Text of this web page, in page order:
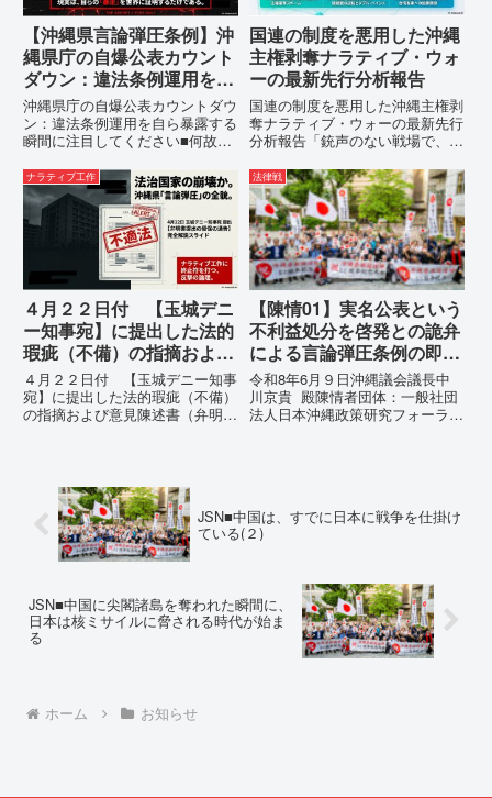
【沖縄県言論弾圧条例】沖
縄県庁の自爆公表カウント
ダウン：違法条例運用を自
ら暴露する瞬間に注目して
ください
沖縄県庁の自爆公表カウントダウ
ン：違法条例運用を自ら暴露する
瞬間に注目してください■何故、
テルを貼りたい本当の理由「なぜ
沖縄県庁は、法を無視してまで私
を封じ込めようとするのか。」そ
の理由は明確です。県政が統治
国連の制度を悪用した沖縄
主権剥奪ナラティブ・ウォ
ーの最新先行分析報告
国連の制度を悪用した沖縄主権剥
奪ナラティブ・ウォーの最新先行
分析報告「銃声のない戦場で、日
いる。」現代の戦争は、ミサイル
が飛来する以前に始まっていま
す。国連という国際的な舞台で、
巧妙な「言説（ナラティブ）」が
張...
ナラティブ工作
４月２２日付 【玉城デニ
ー知事宛】に提出した法的
瑕疵（不備）の指摘および
意見陳述書（弁明書）提出
の留保の通告
４月２２日付 【玉城デニー知事
宛】に提出した法的瑕疵（不備）
の指摘および意見陳述書（弁明
の通告を行いました。沖縄県は、
この時は、違法を認めて軌道修正
す...
法律戦
【陳情01】実名公表という
不利益処分を啓発との詭弁
による言論弾圧条例の即時
運用停止を求める陳情
令和8年6月９日沖縄議会議長中
川京貴 殿陳情者団体：一般社団
法人日本沖縄政策研究フォーラム
1...
JSN■中国は、すでに日本に戦争を仕掛け
ている(２)
JSN■中国に尖閣諸島を奪われた瞬間に、
日本は核ミサイルに脅される時代が始ま
る
ホーム お知らせ